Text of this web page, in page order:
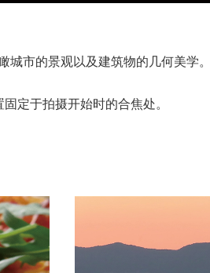
市的景观以及建筑物的几何美学
定于拍摄开始时的合焦处。